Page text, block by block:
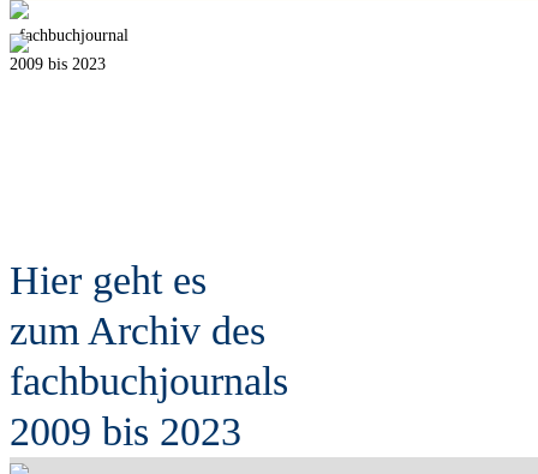
fachbuchjournal
2009 bis 2023
Hier geht es
zum Archiv des
fachbuchjournals
2009 bis 2023